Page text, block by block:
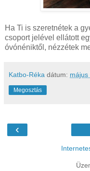
Ha Ti is szeretnétek a
csoport jelével ellátott
óvónéniktől, nézzétek
Katbo-Réka dátum: május
Megosztás
‹